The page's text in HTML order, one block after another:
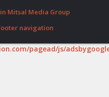
Mitsal Media Group
navigation
pagead/js/